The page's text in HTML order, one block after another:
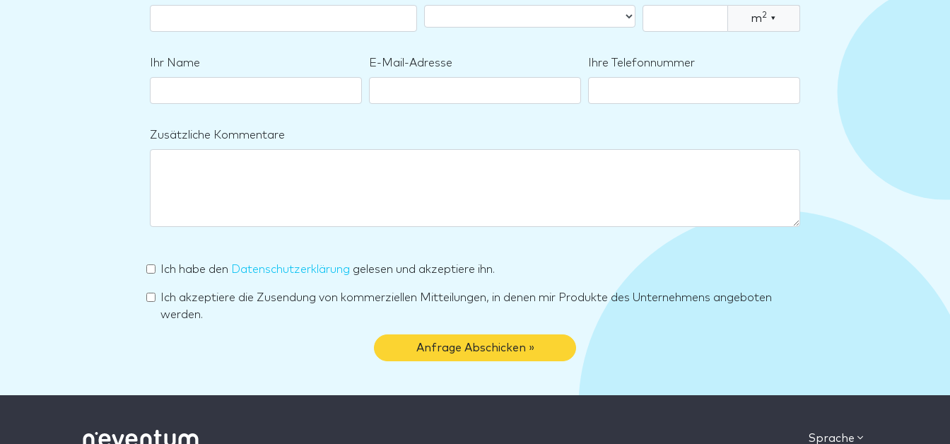
m2 ▾
Ihr Name E-Mail-Adresse Ihre Telefonnummer
Zusätzliche Kommentare
Ich habe den Datenschutzerklärung gelesen und akzeptiere ihn.
Ich akzeptiere die Zusendung von kommerziellen Mitteilungen, in denen mir Produkte des Unternehmens angeboten
werden.
Anfrage Abschicken »
Sprache